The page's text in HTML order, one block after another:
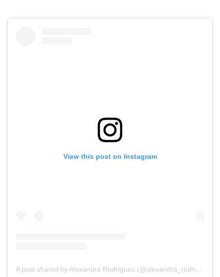
View this post on Instagram
A post shared by Alexandra Rodríguez (@alexandra_rodriguez85)